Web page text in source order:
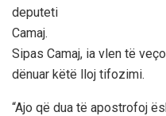
deputeti
Camaj.
Sipas Camaj, ia vlen të
dënuar këtë lloj tifozimi.
“Ajo që dua të apostrofoj